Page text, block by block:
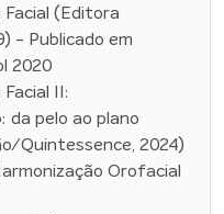
(Editora
- Publicado em
2020
II:
da pelo ao plano
Quintessence, 2024)
Orofacial